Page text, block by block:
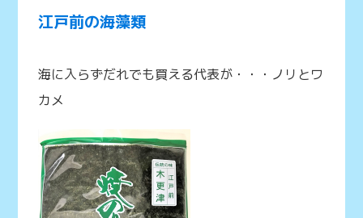
江戸前の海藻類
海に入らずだれでも買える代表が・・・ノリとワ
カメ